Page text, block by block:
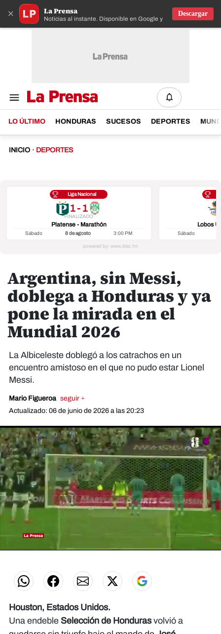
× La Prensa
Noticias al instante. Disponible en Google y IOS
Descargar
LO ÚLTIMO HONDURAS SUCESOS DEPORTES
INICIO · DEPORTES
Liga Nacional
1 - 1
FINALIZADO
Platense - Marathón
Sábado 8 de agosto 3:00 PM
Lobos
Sábado
Argentina, sin Messi,
doblega a Honduras y ya
pone la mirada en el
Mundial 2026
La Albiceleste doblegó a los catrachos en un
encuentro amistoso en el que no pudo estar Lionel
Messi.
Mario Figueroa seguir +
Actualizado: 06 de junio de 2026 a las 20:23
seconds
Houston, Estados Unidos.
Una endeble Selección de Hondurasvolvió a